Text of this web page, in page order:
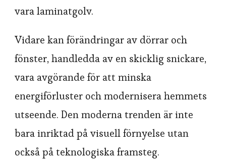
vara laminatgolv.
Vidare kan förändringar av dörrar och
fönster, handledda av en skicklig snickare,
vara avgörande för att minska
energiförluster och modernisera hemmets
utseende. Den moderna trenden är inte
bara inriktad på visuell förnyelse utan
också på teknologiska framsteg.